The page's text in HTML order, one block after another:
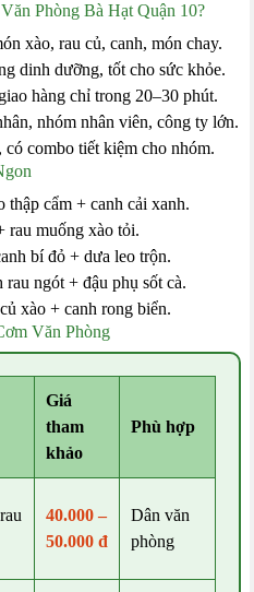
Phòng Bà Hạt Quận 10?
xào, rau củ, canh, món chay.
dinh dưỡng, tốt cho sức khỏe.
hàng chỉ trong 20–30 phút.
nhóm nhân viên, công ty lớn.
có combo tiết kiệm cho nhóm.
cẩm + canh cải xanh.
rau muống xào tỏi.
bí đỏ + dưa leo trộn.
ngót + đậu phụ sốt cà.
xào + canh rong biển.
Văn Phòng
Giá
tham
khảo
Phù hợp
40.000 –
50.000 đ
Dân văn
phòng